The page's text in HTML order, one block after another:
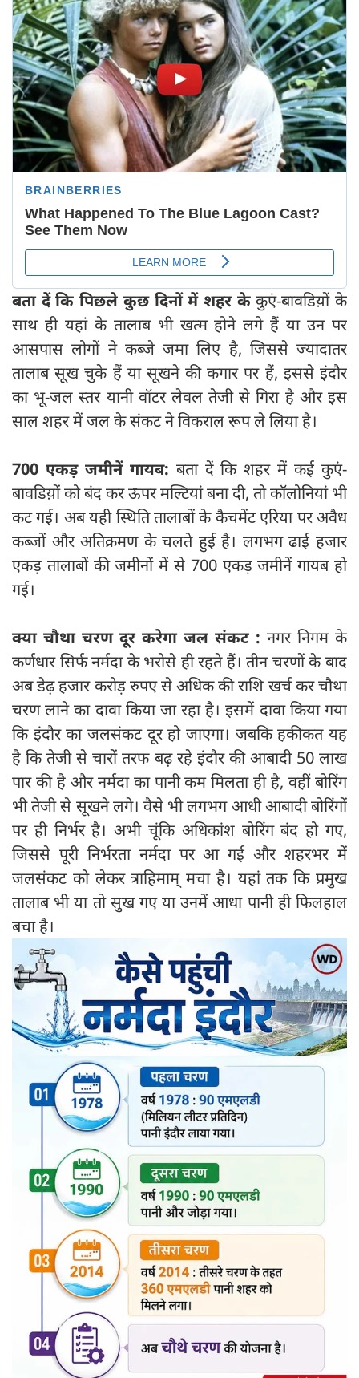
बता दें कि पिछले कुछ दिनों में शहर केकुएं-बावडिय़ों के
साथ ही यहां के तालाब भी खत्‍म होने लगे हैं या उन पर
आसपास लोगों ने कब्‍जे जमा लिए है, जिससे ज्‍यादातर
तालाब सूख चुके हैं या सूखने की कगार पर हैं, इससे इंदौर
का भू-जल स्‍तर यानी वॉटर लेवल तेजी से गिरा है और इस
साल शहर में जल के संकट ने विकराल रूप ले लिया है।
700 एकड़ जमीनें गायब: बता दें कि शहर में कई कुएं-
बावडिय़ों को बंद कर ऊपर मल्टियां बना दी, तो कॉलोनियां भी
कट गई। अब यही स्थिति तालाबों के कैचमेंट एरिया पर अवैध
कब्जों और अतिक्रमण के चलते हुई है। लगभग ढाई हजार
एकड़ तालाबों की जमीनों में से 700 एकड़ जमीनें गायब हो
गई।
क्‍या चौथा चरण दूर करेगा जल संकट : नगर निगम के
कर्णधार सिर्फ नर्मदा के भरोसे ही रहते हैं। तीन चरणों के बाद
अब डेढ़ हजार करोड़ रुपए से अधिक की राशि खर्च कर चौथा
चरण लाने का दावा किया जा रहा है। इसमें दावा किया गया
कि इंदौर का जलसंकट दूर हो जाएगा। जबकि हकीकत यह
है कि तेजी से चारों तरफ बढ़ रहे इंदौर की आबादी 50 लाख
पार की है और नर्मदा का पानी कम मिलता ही है, वहीं बोरिंग
भी तेजी से सूखने लगे। वैसे भी लगभग आधी आबादी बोरिंगों
पर ही निर्भर है। अभी चूंकि अधिकांश बोरिंग बंद हो गए,
जिससे पूरी निर्भरता नर्मदा पर आ गई और शहरभर में
जलसंकट को लेकर त्राहिमाम् मचा है। यहां तक कि प्रमुख
तालाब भी या तो सुख गए या उनमें आधा पानी ही फिलहाल
बचा है।